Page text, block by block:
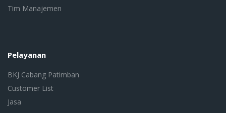
Tim Manajemen
Pelayanan
BKJ Cabang Patimban
Customer List
Jasa